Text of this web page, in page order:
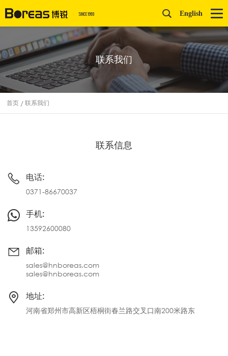
English
联系我们
首页 / 联系我们
联系信息
电话:
0371-86670037
手机:
13592600080
邮箱:
sales@hnboreas.com
sales@hnboreas.com
地址:
河南省郑州市高新区梧桐街春兰路交叉口南200米路东